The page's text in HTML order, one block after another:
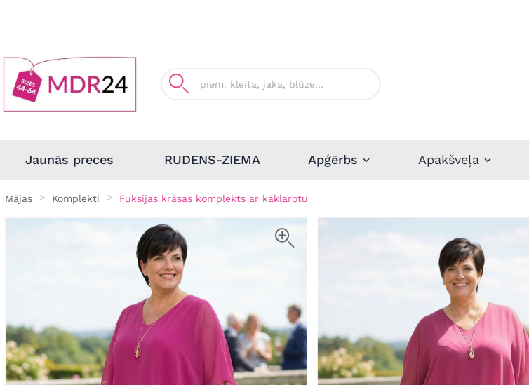
Jaunās preces RUDENS-ZIEMA Apģērbs Apakšveļa
Mājas Komplekti Fuksijas krāsas komplekts ar kaklarotu